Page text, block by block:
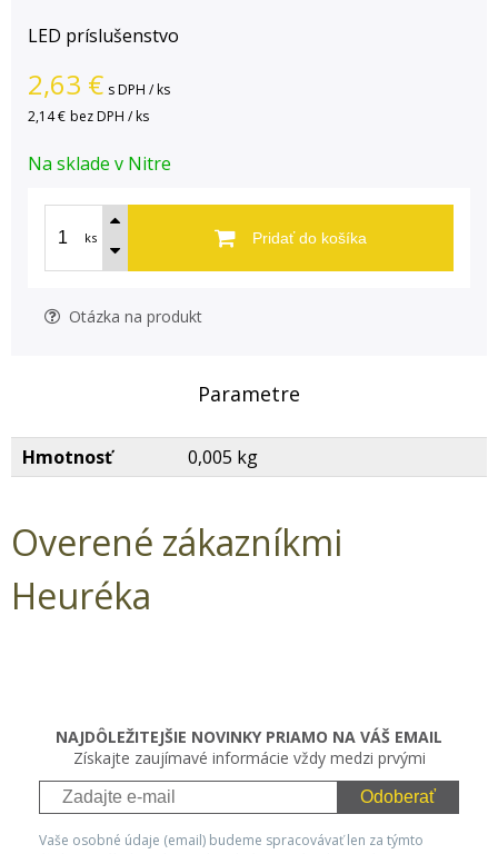
LED príslušenstvo
2,63 € s DPH / ks
2,14 € bez DPH / ks
Na sklade v Nitre
ks Pridať do košíka
Otázka na produkt
Parametre
Hmotnosť 0,005 kg
Overené zákazníkmi
Heuréka
NAJDÔLEŽITEJŠIE NOVINKY PRIAMO NA VÁŠ EMAIL
Získajte zaujímavé informácie vždy medzi prvými
Odoberať
Vaše osobné údaje (email) budeme spracovávať len za týmto